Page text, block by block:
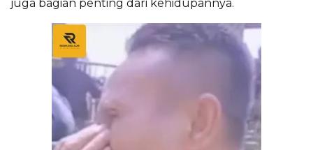
juga bagian penting dari kehidupannya.